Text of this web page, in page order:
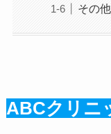
その他
ABCクリニ